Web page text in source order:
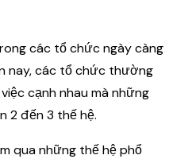
các tổ chức ngày càng
nay, các tổ chức thường
cạnh nhau mà những
2 đến 3 thế hệ.
qua những thế hệ phổ